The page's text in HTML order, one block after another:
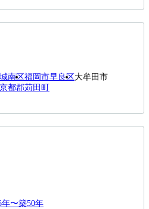
南区福岡市早良区 大牟田市
京都郡苅田町
年〜築50年